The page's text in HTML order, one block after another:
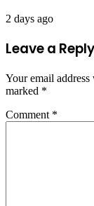
2 days ago
Leave a Reply
Your email
marked *
Comment *